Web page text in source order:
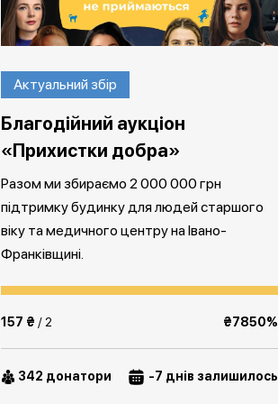
Актуальний збір
Благодійний аукціон
«Прихистки добра»
Разом ми збираємо 2 000 000 грн
підтримку будинку для людей старшого
віку та медичного центру на Івано-
Франківщині.
157 ₴ / 2 ₴7850%
342 донатори -7 днів залишилось